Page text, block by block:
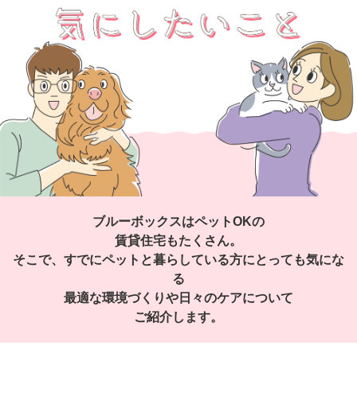
ブルーボックスはペットOKの
賃貸住宅もたくさん。
そこで、すでにペットと暮らしている方にとっても気にな
る
最適な環境づくりや日々のケアについて
ご紹介します。